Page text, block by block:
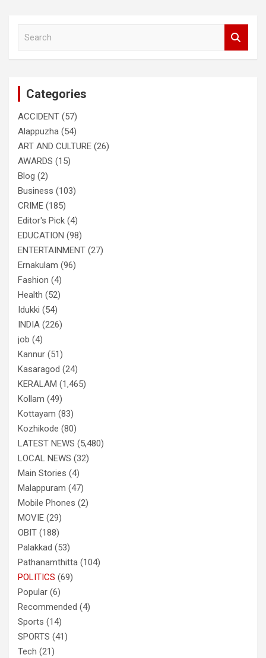
Categories
ACCIDENT (57)
Alappuzha (54)
ART AND CULTURE (26)
AWARDS (15)
Blog (2)
Business (103)
CRIME (185)
Editor's Pick (4)
EDUCATION (98)
ENTERTAINMENT (27)
Ernakulam (96)
Fashion (4)
Health (52)
Idukki (54)
INDIA (226)
job (4)
Kannur (51)
Kasaragod (24)
KERALAM (1,465)
Kollam (49)
Kottayam (83)
Kozhikode (80)
LATEST NEWS (5,480)
LOCAL NEWS (32)
Main Stories (4)
Malappuram (47)
Mobile Phones (2)
MOVIE (29)
OBIT (188)
Palakkad (53)
Pathanamthitta (104)
POLITICS (69)
Popular (6)
Recommended (4)
Sports (14)
SPORTS (41)
Tech (21)